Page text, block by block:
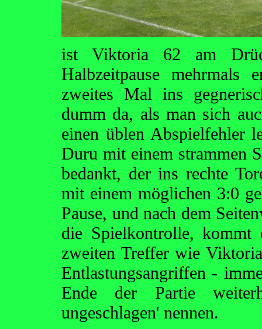
ist Viktoria 62 am
Halbzeitpause
zweites Mal ins
dumm da, als man sich
einen üblen Abspielfehler
Duru mit einem strammen
bedankt, der ins rechte
mit einem möglichen 3:0
Pause, und nach dem
die Spielkontrolle, kommt
zweiten Treffer wie
Entlastungsangriffen -
Ende der Partie
ungeschlagen' nennen.